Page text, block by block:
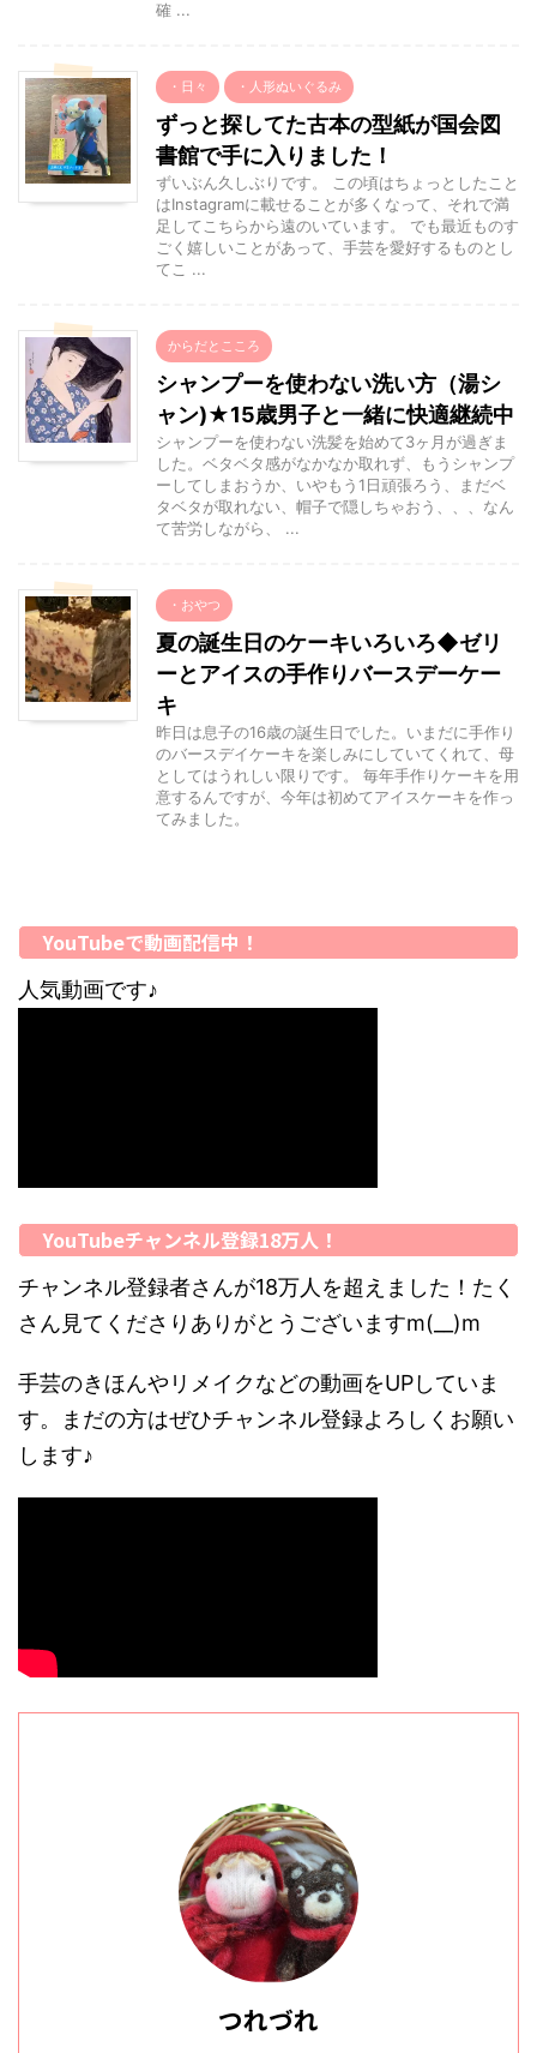
確 ...
・日々 ・人形ぬいぐるみ
ずっと探してた古本の型紙が国会図
書館で手に入りました！
ずいぶん久しぶりです。 この頃はちょっとしたこと
はInstagramに載せることが多くなって、それで満
足してこちらから遠のいています。 でも最近ものす
ごく嬉しいことがあって、手芸を愛好するものとし
てこ ...
からだとこころ
シャンプーを使わない洗い方（湯シ
ャン)★15歳男子と一緒に快適継続中
シャンプーを使わない洗髪を始めて3ヶ月が過ぎま
した。ベタベタ感がなかなか取れず、もうシャンプ
ーしてしまおうか、いやもう1日頑張ろう、まだベ
タベタが取れない、帽子で隠しちゃおう、、、なん
て苦労しながら、 ...
・おやつ
夏の誕生日のケーキいろいろ◆ゼリ
ーとアイスの手作りバースデーケー
キ
昨日は息子の16歳の誕生日でした。いまだに手作り
のバースデイケーキを楽しみにしていてくれて、母
としてはうれしい限りです。 毎年手作りケーキを用
意するんですが、今年は初めてアイスケーキを作っ
てみました。
YouTubeで動画配信中！
人気動画です♪
YouTubeチャンネル登録18万人！
チャンネル登録者さんが18万人を超えました！たく
さん見てくださりありがとうございますm(__)m
手芸のきほんやリメイクなどの動画をUPしていま
す。まだの方はぜひチャンネル登録よろしくお願い
します♪
つれづれ